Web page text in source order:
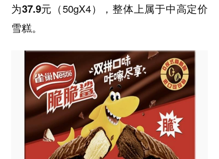
为37.9元 （50gX4）
，整体上属于中高定价
雪糕。